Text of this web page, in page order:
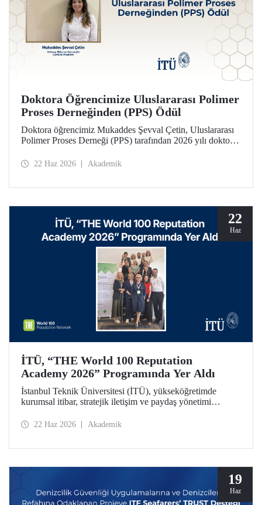
Doktora Öğrencimize Uluslararası Polimer
Proses Derneğinden (PPS) Ödül
Doktora öğrencimiz Mukaddes Şevval Çetin, Uluslararası
Polimer Proses Derneği (PPS) tarafından 2026 yılı doktora
ödülü İtalya’da düzenlenecek PPS-41 konferansında
22 Haz 2026 Akademik
22
Haz
İTÜ, “THE World 100 Reputation
Academy 2026” Programında Yer Aldı
İstanbul Teknik Üniversitesi (İTÜ), yükseköğretimde
kurumsal itibar, stratejik iletişim ve paydaş yönetimi
World 100 Reputation Network tarafından düzenlenen
22 Haz 2026 Akademik
19
Haz